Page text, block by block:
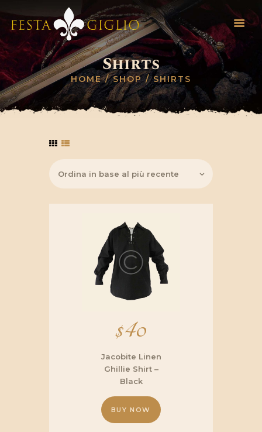
Shirts
HOME SHOP SHIRTS
HOME
INFO EVENTO
REGOLAMENTO
INVIA SCHEDA
CONTATTI
$40
Jacobite Linen
Ghillie Shirt –
Black
BUY NOW